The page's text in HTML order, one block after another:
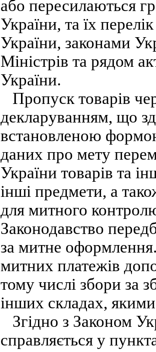
або пересилаються
України, та їх
України, законами
Міністрів та рядом
України.
Пропуск товарів
декларуванням, що
встановленою
даних про мету
України товарів та
інші предмети, а
для митного
Законодавство
за митне
митних платежів
тому числі збори за
інших складах,
Згідно з Законом
справляється у